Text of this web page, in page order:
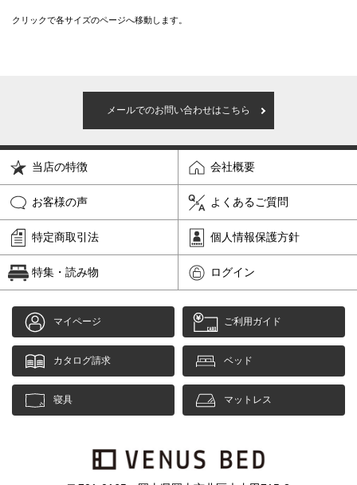
クリックで各サイズのページへ移動します。
メールでのお問い合わせはこちら
当店の特徴 会社概要
お客様の声 よくあるご質問
特定商取引法 個人情報保護方針
特集・読み物 ログイン
マイページ ご利用ガイド
カタログ請求 ベッド
寝具 マットレス